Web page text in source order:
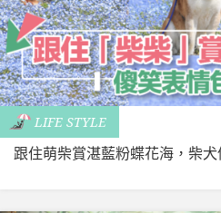
LIFE STYLE
跟住萌柴賞湛藍粉蝶花海，柴犬